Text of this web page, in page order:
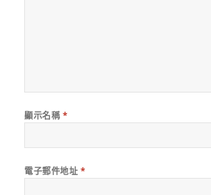
顯示名稱 *
電子郵件地址 *